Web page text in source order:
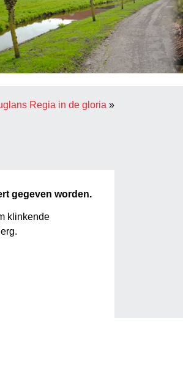
Regia in de gloria »
gegeven worden.
klinkende